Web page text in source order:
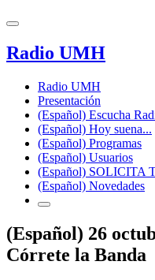
Radio UMH
Radio UMH
Presentación
(Español) Escucha
(Español) Hoy suena...
(Español) Programas
(Español) Usuarios
(Español) SOLICITA
(Español) Novedades
(Español) 26
Córrete la Banda